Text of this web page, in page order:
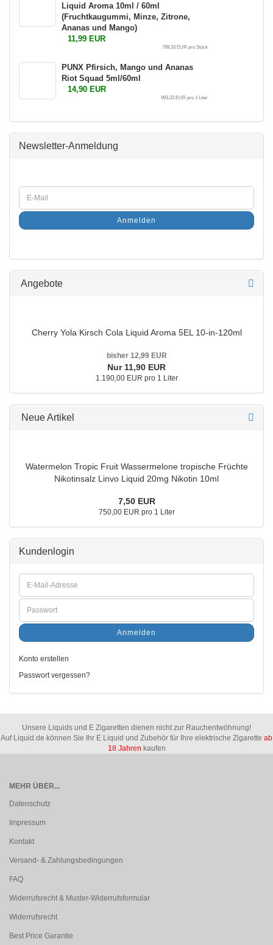
Liquid Aroma 10ml / 60ml
(Fruchtkaugummi, Minze, Zitrone,
Ananas und Mango)
11,99 EUR
799,33 EUR pro Stück
PUNX Pfirsich, Mango und Ananas
Riot Squad 5ml/60ml
14,90 EUR
993,33 EUR pro 1 Liter
Newsletter-Anmeldung
Anmelden
Angebote
Cherry Yola Kirsch Cola Liquid Aroma 5EL 10-in-120ml
bisher 12,99 EUR
Nur 11,90 EUR
1.190,00 EUR pro 1 Liter
Neue Artikel
Watermelon Tropic Fruit Wassermelone tropische Früchte
Nikotinsalz Linvo Liquid 20mg Nikotin 10ml
7,50 EUR
750,00 EUR pro 1 Liter
Kundenlogin
Anmelden
Konto erstellen
Passwort vergessen?
Unsere Liquids und E Zigaretten dienen nicht zur Rauchentwöhnung!
Auf Liquid.de können Sie Ihr E Liquid und Zubehör für Ihre elektrische Zigarette ab
18 Jahren kaufen
MEHR ÜBER...
Datenschutz
Impressum
Kontakt
Versand- & Zahlungsbedingungen
FAQ
Widerrufsrecht & Muster-Widerrufsformular
Widerrufsrecht
Best Price Garantie